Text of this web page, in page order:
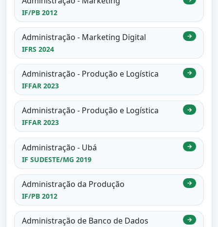
IF/PB 2012
Administração - Marketing Digital
IFRS 2024
→
Administração - Produção e Logística
IFFAR 2023
→
Administração - Produção e Logística
IFFAR 2023
→
Administração - Ubá
IF SUDESTE/MG 2019
→
Administração da Produção
IF/PB 2012
→
Administração de Banco de Dados →